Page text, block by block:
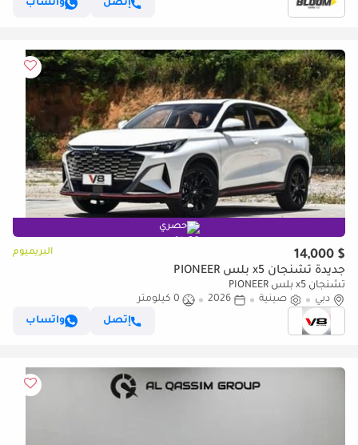
إتصل
واتساب
حصري
$ 14,000 البريميوم
جديدة تشنجان x5 بلس PIONEER
تشنجان x5 بلس PIONEER
دبي
صينية 2026
0 كيلومتر
إتصل
واتساب